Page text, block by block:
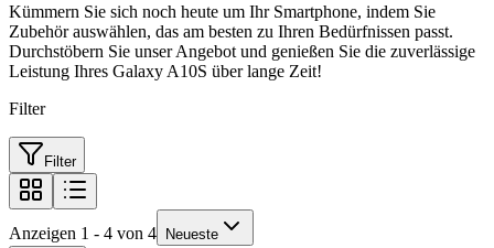
Kümmern Sie sich noch heute um Ihr Smartphone, indem Sie
Zubehör auswählen, das am besten zu Ihren Bedürfnissen passt.
Durchstöbern Sie unser Angebot und genießen Sie die zuverlässige
Leistung Ihres Galaxy A10S über lange Zeit!
Filter
Filter
Anzeigen 1 - 4 von 4 Neueste